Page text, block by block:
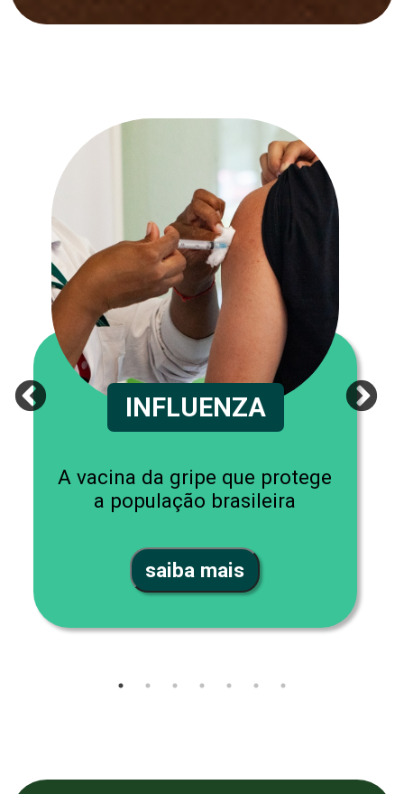
INFLUENZA
A vacina da gripe que protege
a população brasileira
saiba mais